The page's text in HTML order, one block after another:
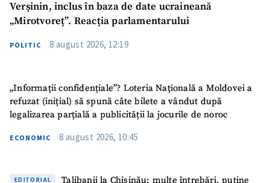
Verșinin, inclus în baza de date ucraineană
„Mirotvoreț”. Reacția parlamentarului
POLITIC 8 august 2026, 12:19
„Informații confidențiale”? Loteria Națională a Moldovei a
refuzat (inițial) să spună câte bilete a vândut după
legalizarea parțială a publicității la jocurile de noroc
ECONOMIC 8 august 2026, 10:45
EDITORIAL
Talibanii la Chișinău: multe întrebări, puține